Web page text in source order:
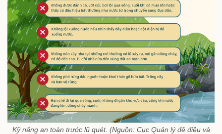
Kỹ năng an toàn trước lũ quét. (Nguồn: Cục Quản lý đê điều và